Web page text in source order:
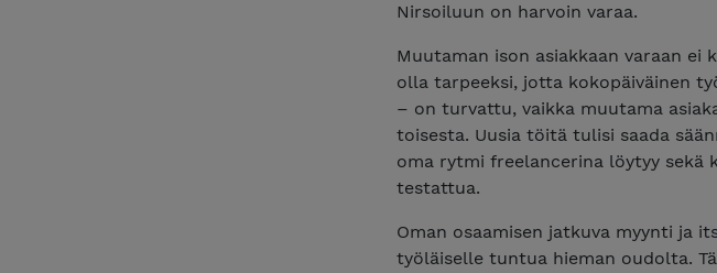
Nirsoiluun on harvoin varaa.
Muutaman ison asiakkaan varaan ei
olla tarpeeksi, jotta kokopäiväinen
– on turvattu, vaikka muutama
toisesta. Uusia töitä tulisi saada
oma rytmi freelancerina löytyy sekä
testattua.
Oman osaamisen jatkuva myynti ja
työläiselle tuntua hieman oudolta.